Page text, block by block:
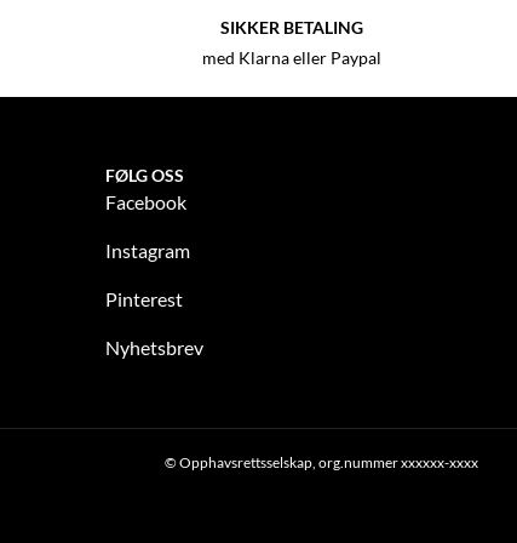
SIKKER BETALING
med Klarna eller Paypal
FØLG OSS
Facebook
Instagram
Pinterest
Nyhetsbrev
© Opphavsrettsselskap, org.nummer xxxxxx-xxxx